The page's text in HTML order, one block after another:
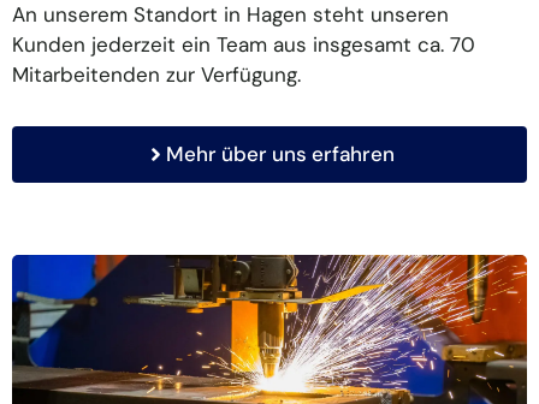
An unserem Standort in Hagen steht unseren
Kunden jederzeit ein Team aus insgesamt ca. 70
Mitarbeitenden zur Verfügung.
Mehr über uns erfahren